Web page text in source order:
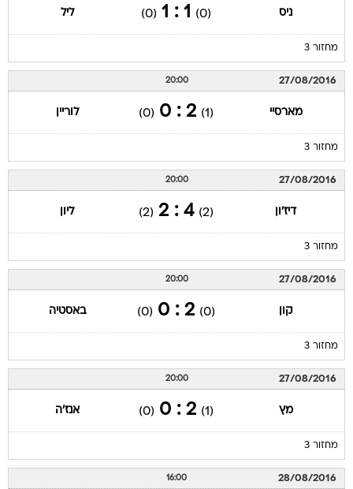
ניס (0)
1 : 1
(0) ליל
מחזור 3
27/08/2016
20:00
מארסיי (1)
2 : 0
(0) לוריין
מחזור 3
27/08/2016
20:00
דיז'ון (2)
4 : 2
(2) ליון
מחזור 3
27/08/2016
20:00
קון (0)
2 : 0
(0) באסטיה
מחזור 3
27/08/2016
20:00
מץ (1)
2 : 0
(0) אנז'ה
מחזור 3
28/08/2016
16:00